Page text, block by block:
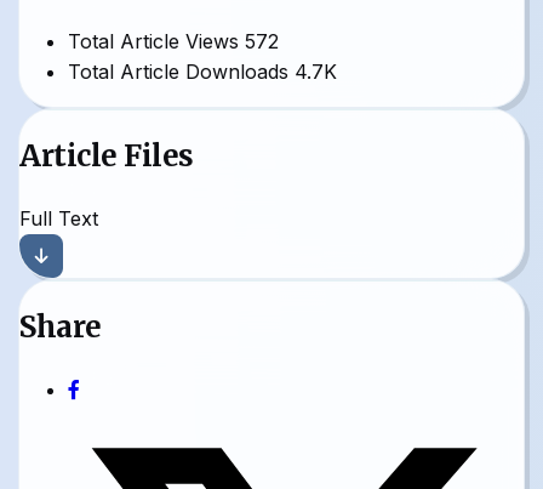
Total Article Views 572
Total Article Downloads 4.7K
Article Files
Full Text
Share